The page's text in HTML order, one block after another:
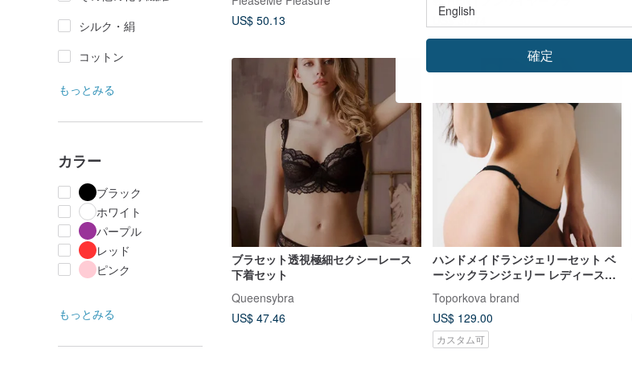
シルク・絹
コットン
もっとみる
カラー
ブラック
ホワイト
パープル
レッド
ピンク
もっとみる
US$ 50.13
US$ 30.74
ブラセット透視極細セクシーレース
下着セット
Queensybra
US$ 47.46
ハンドメイドランジェリーセット ベ
ーシックランジェリー レディース下
着 メッシュショーツ ソフトカップ
Toporkova brand
US$ 129.00
カスタム可
確定